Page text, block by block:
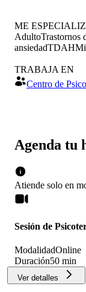
Agenda tu
Atiende solo en
Sesión de
ModalidadOnline
Duración50 min
Ver detalles
ME
AdultoTrastornos
ansiedadTDAH
TRABAJA EN
Centro de